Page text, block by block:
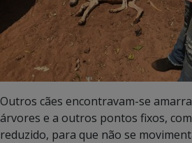
Outros cães encontravam-se
árvores e a outros pontos fixos,
reduzido, para que não se